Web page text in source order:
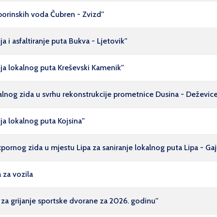
voda Čubren - Zvizd''
i asfaltiranje puta Bukva - Ljetovik''
lokalnog puta Kreševski Kamenik''
zida u svrhu rekonstrukcije prometnice Dusina -
lokalnog puta Kojsina''
zida u mjestu Lipa za saniranje lokalnog puta Lipa -
za vozila
grijanje sportske dvorane za 2026. godinu''